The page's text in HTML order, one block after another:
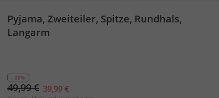
Pyjama, Zweiteiler, Spitze, Rundhals,
Langarm
- 20%
49,99 € 39,99 €